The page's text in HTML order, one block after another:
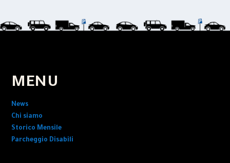
MENU
News
Chi siamo
Storico Mensile
Parcheggio Disabili